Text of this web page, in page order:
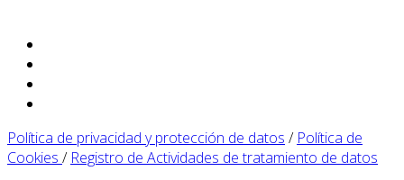
Política de privacidad y protección de datos / Política de
Cookies / Registro de Actividades de tratamiento de datos